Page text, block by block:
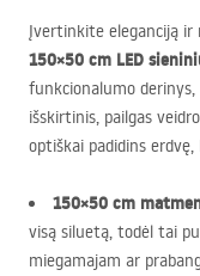
Įvertinkite eleganciją ir
150×50 cm LED
funkcionalumo
išskirtinis, pailgas
optiškai padidins
150×50 cm
visą siluetą, todėl tai
miegamajam ar